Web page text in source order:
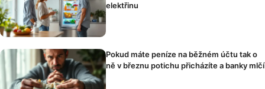
elektřinu
Pokud máte peníze na běžném účtu tak o
ně v březnu potichu přicházíte a banky mlčí